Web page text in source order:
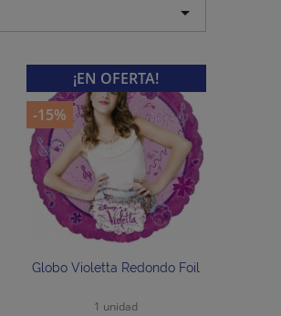

Globo Violetta Redondo Foil
1 unidad
¡EN OFERTA!
-15%